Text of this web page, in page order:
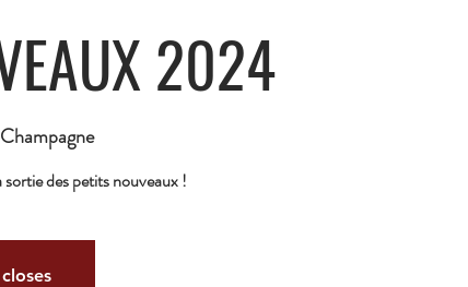
2024
des petits nouveaux !